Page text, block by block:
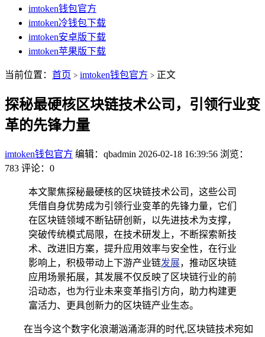
imtoken钱包官方
imtoken冷钱包下载
imtoken安卓版下载
imtoken苹果版下载
当前位置： 首页 > imtoken钱包官方 > 正文
探秘最硬核区块链技术公司，引领行业变
革的先锋力量
imtoken钱包官方 编辑：qbadmin 2026-02-18 16:39:56 浏览：
783 评论：0
本文聚焦探秘最硬核的区块链技术公司，这些公司
凭借自身优势成为引领行业变革的先锋力量，它们
在区块链领域不断钻研创新，以先进技术为支撑，
突破传统模式局限，在技术研发上，不断探索新技
术、改进旧方案，提升应用效率与安全性，在行业
影响上，积极带动上下游产业链发展，推动区块链
应用场景拓展，其发展不仅反映了区块链行业的前
沿动态，也为行业未来变革指引方向，助力构建更
富活力、更具创新力的区块链产业生态。
在当今这个数字化浪潮汹涌澎湃的时代,区块链技术宛如